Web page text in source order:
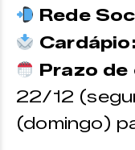
Rede
Cardápio:
Prazo de
22/12
(domingo)